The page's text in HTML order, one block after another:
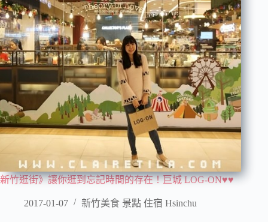
新竹逛街》讓你逛到忘記時間的存在！巨城 LOG-ON♥♥
2017-01-07 新竹美食 景點 住宿 Hsinchu